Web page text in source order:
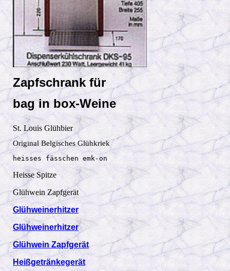
Zapfschrank für
bag in box-Weine
St. Louis Glühbier
Original Belgisches Glühkriek
heisses fässchen emk-on
Heisse Spitze
Glühwein Zapfgerät
Glühweinerhitzer
Glühweinerhitzer
Glühwein Zapfgerät
Heißgetränkegerät